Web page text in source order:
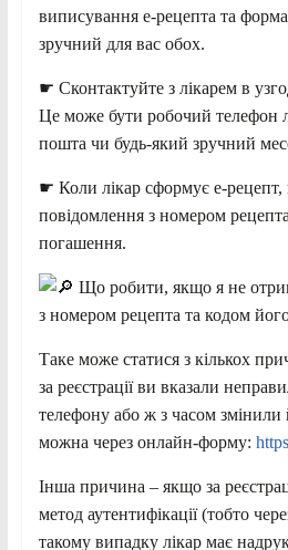
виписування е-рецепта та
зручний для вас обох.
☛ Сконтактуйте з лікарем в
Це може бути робочий телефон
пошта чи будь-який зручний
☛ Коли лікар сформує е-
повідомлення з номером
погашення.
Що робити, якщо я не
з номером рецепта та кодом
Таке може статися з кількох
за реєстрації ви вказали
телефону або ж з часом
можна через онлайн-форму:
Інша причина – якщо за
метод аутентифікації (тобто
такому випадку лікар має